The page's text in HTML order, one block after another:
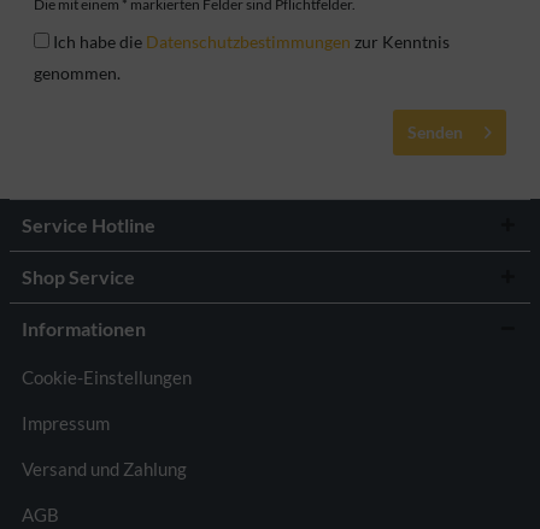
Die mit einem * markierten Felder sind Pflichtfelder.
Ich habe die Datenschutzbestimmungen zur Kenntnis
genommen.
Senden
Service Hotline
Shop Service
Informationen
Cookie-Einstellungen
Impressum
Versand und Zahlung
AGB
Personalisierung